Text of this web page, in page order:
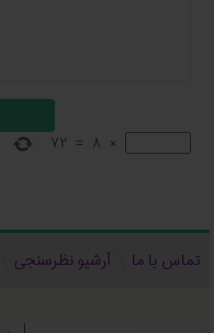
×
8
=
72
تماس با ما آرشیو نظرسنجی